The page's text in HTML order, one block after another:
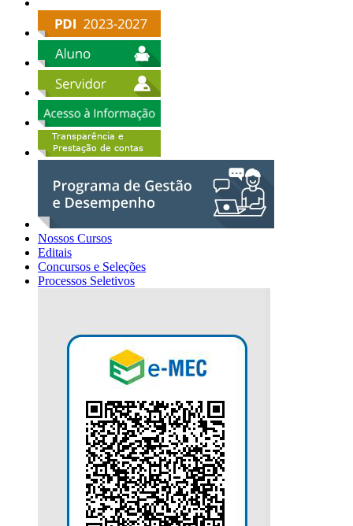
Nossos Cursos
Editais
Concursos e Seleções
Processos Seletivos